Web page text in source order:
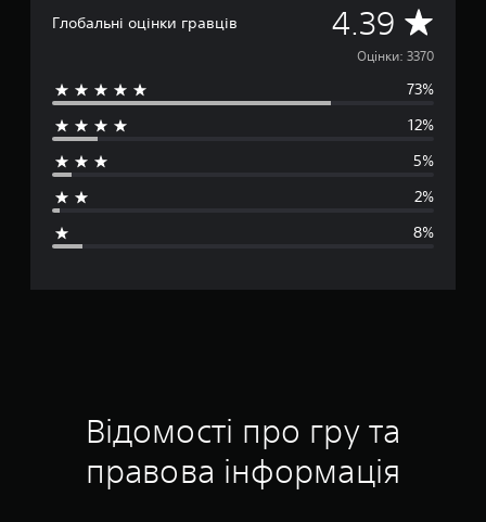
Глобальні оцінки гравців 4.39 С
е
р
е
о
н
к
Оцінки: 3370
73%
12%
5%
2%
8%
Відомості про гру та
правова інформація